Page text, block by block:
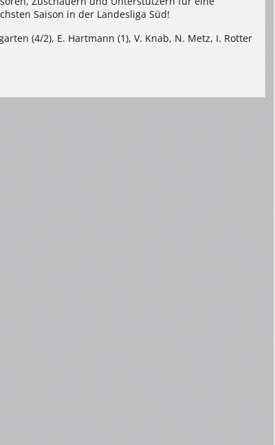
Saison in der Landesliga Süd!
(4/2), E. Hartmann (1), V. Knab, N. Metz, I. Rotter